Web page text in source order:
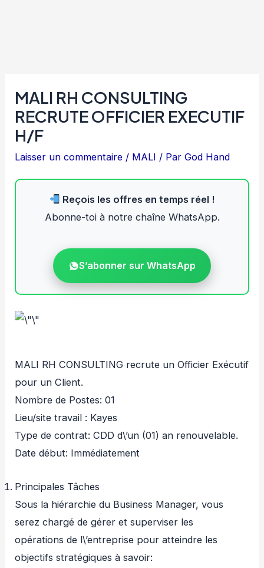
MALI RH CONSULTING
RECRUTE OFFICIER EXECUTIF
H/F
Laisser un commentaire / MALI / ParGod Hand
Reçois les offres en temps réel !
Abonne-toi à notre chaîne WhatsApp.
S’abonner sur WhatsApp
MALI RH CONSULTING recrute un Officier Exécutif
pour un Client.
Nombre de Postes: 01
Lieu/site travail : Kayes
Type de contrat: CDD d\’un (01) an renouvelable.
Date début: Immédiatement
Principales Tâches
Sous la hiérarchie du Business Manager, vous
serez chargé de gérer et superviser les
opérations de l\’entreprise pour atteindre les
objectifs stratégiques à savoir: